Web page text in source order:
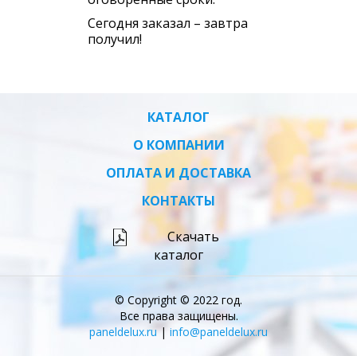
Сегодня заказал – завтра
получил!
КАТАЛОГ
О КОМПАНИИ
ОПЛАТА И ДОСТАВКА
КОНТАКТЫ
Скачать
каталог
© Copyright © 2022 год.
Все права защищены.
paneldelux.ru| info@paneldelux.ru